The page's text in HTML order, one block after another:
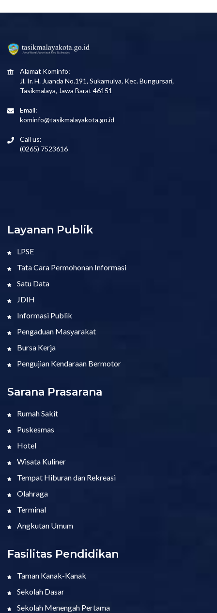
Alamat Kominfo:
Jl. Ir. H. Juanda No.191, Sukamulya, Kec. Bungursari,
Tasikmalaya, Jawa Barat 46151
Email:
kominfo@tasikmalayakota.go.id
Call us:
(0265) 7523616
Layanan Publik
LPSE
Tata Cara Permohonan Informasi
Satu Data
JDIH
Informasi Publik
Pengaduan Masyarakat
Bursa Kerja
Pengujian Kendaraan Bermotor
Sarana Prasarana
Rumah Sakit
Puskesmas
Hotel
Wisata Kuliner
Tempat Hiburan dan Rekreasi
Olahraga
Terminal
Angkutan Umum
Fasilitas Pendidikan
Taman Kanak-Kanak
Sekolah Dasar
Sekolah Menengah Pertama